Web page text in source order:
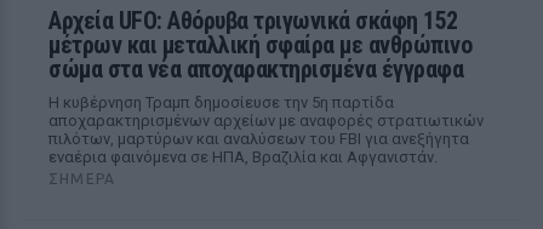
Αρχεία UFO: Αθόρυβα τριγωνικά σκάφη 152
μέτρων και μεταλλική σφαίρα με ανθρώπινο
σώμα στα νέα αποχαρακτηρισμένα έγγραφα
Η κυβέρνηση Τραμπ δημοσίευσε την 5η παρτίδα
αποχαρακτηρισμένων αρχείων με αναφορές στρατιωτικών
πιλότων, μαρτύρων και αναλύσεων του FBI για ανεξήγητα
εναέρια φαινόμενα σε ΗΠΑ, Βραζιλία και Αφγανιστάν.
ΣΉΜΕΡΑ